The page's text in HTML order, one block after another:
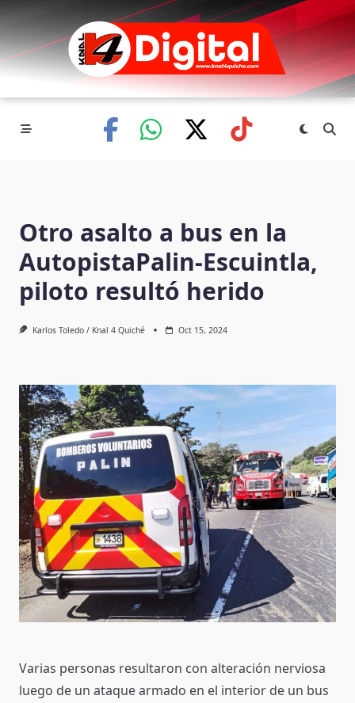
Skip
content
Otro asalto a bus en la
AutopistaPalin-Escuintla,
piloto resultó herido
Karlos Toledo / Knal 4 Quiché Oct 15, 2024
Varias personas resultaron con alteración nerviosa
luego de un ataque armado en el interior de un bus